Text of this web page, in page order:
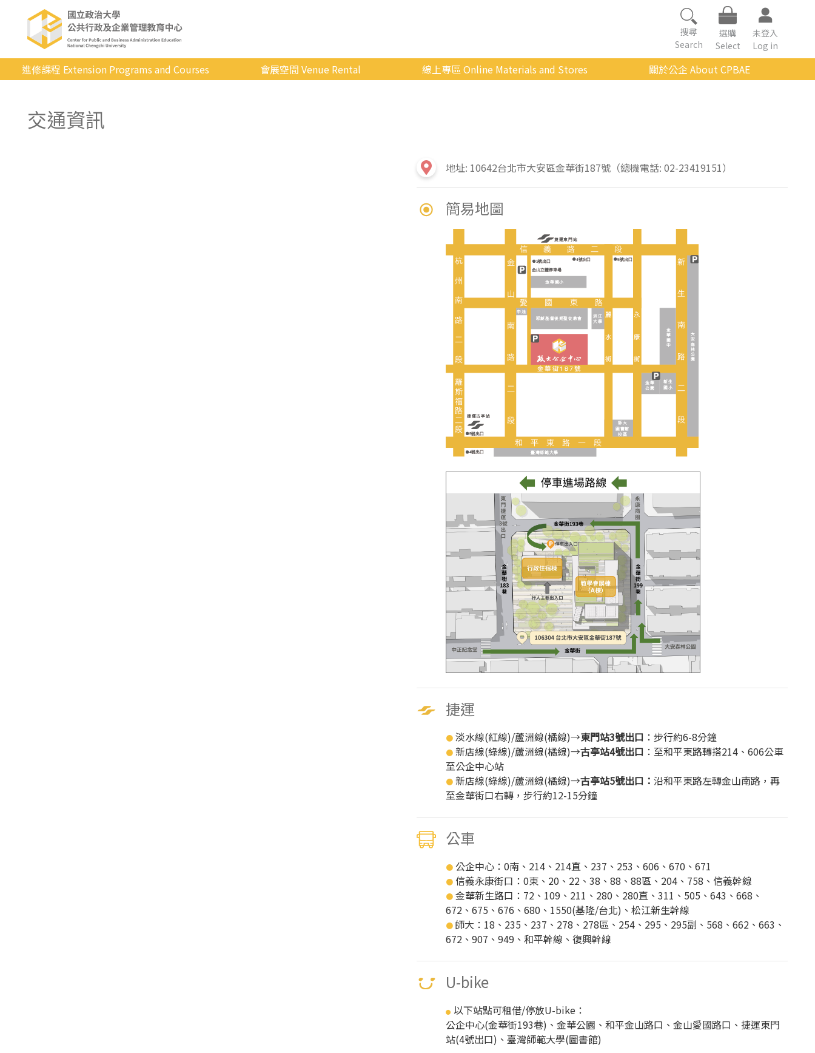
搜尋
Search
選購
Select
未登入
Log in
進修課程 Extension Programs and Courses
專業/學分
會展空間 Venue Rental
線上專區 Online Materials and Stores
關於公企 About CPBAE
傳承與延續
影音公企
交通資訊
地址: 10642台北市大安區金華街187號（總機電話: 02-23419151）
簡易地圖
捷運
● 淡水線(紅線)/蘆洲線(橘線)→東門站3號出口 ：步行約6-8分鐘
● 新店線(綠線)/蘆洲線(橘線)→古亭站4號出口 ：至和平東路轉搭214、606公車
至公企中心站
● 新店線(綠線)/蘆洲線(橘線)→古亭站5號出口： 沿和平東路左轉金山南路，再
至金華街口右轉，步行約12-15分鐘
公車
● 公企中心：0南、214、214直、237、253、606、670、671
● 信義永康街口：0東、20、22、38、88、88區、204、758、信義幹線
● 金華新生路口：72、109、211、280、280直、311、505、643、668、
672、675、676、680、1550(基隆/台北)、松江新生幹線
● 師大：18、235、237、278、278區、254、295、295副、568、662、663、
672、907、949、和平幹線、復興幹線
U-bike
● 以下站點可租借/停放U-bike：
公企中心(金華街193巷)、金華公園、和平金山路口、金山愛國路口、捷運東門
站(4號出口)、臺灣師範大學(圖書館)